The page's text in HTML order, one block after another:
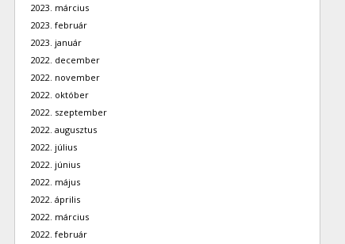
2023. március
2023. február
2023. január
2022. december
2022. november
2022. október
2022. szeptember
2022. augusztus
2022. július
2022. június
2022. május
2022. április
2022. március
2022. február